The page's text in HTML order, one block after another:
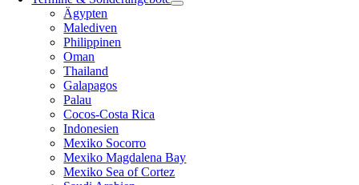
Ägypten
Malediven
Philippinen
Oman
Thailand
Galapagos
Palau
Cocos-Costa Rica
Indonesien
Mexiko Socorro
Mexiko Magdalena Bay
Mexiko Sea of Cortez